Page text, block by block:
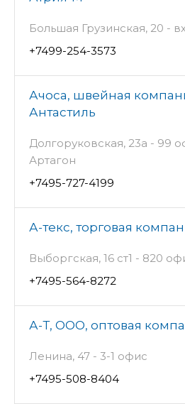
Большая Грузинская, 20 -
+7499-254-3573
Ачоса, швейная
Антастиль
Долгоруковская, 23а - 99
Артагон
+7495-727-4199
А-текс, торговая
Выборгская, 16 ст1 - 820
+7495-564-8272
А-Т, ООО, оптовая
Ленина, 47 - 3-1 офис
+7495-508-8404